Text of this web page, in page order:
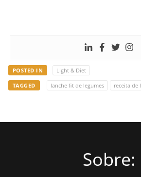
POSTED IN Light & Diet
TAGGED lanche fit de legumes receita de
Sobre: